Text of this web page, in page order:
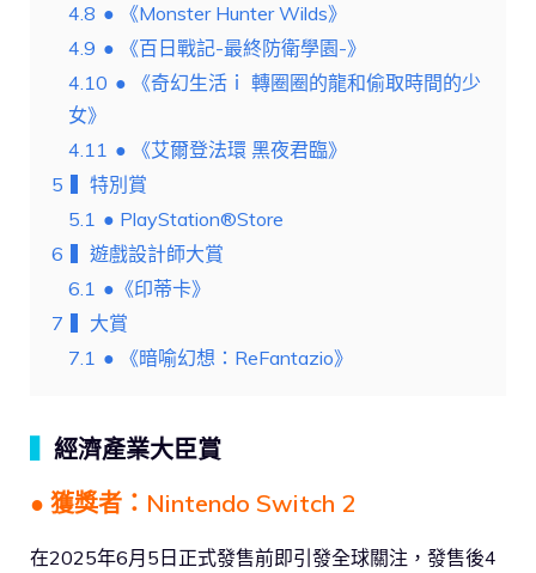
4.8 ● 《Monster Hunter Wilds》
4.9 ● 《百日戰記-最終防衛學園-》
4.10 ● 《奇幻生活ｉ 轉圈圈的龍和偷取時間的少
女》
4.11 ● 《艾爾登法環 黑夜君臨》
5
▍特別賞
5.1 ● PlayStation®Store
6
▍遊戲設計師大賞
6.1 ●《印蒂卡》
7
▍大賞
7.1 ● 《暗喻幻想：ReFantazio》
經濟產業大臣賞
● 獲獎者：Nintendo Switch 2
在2025年6月5日正式發售前即引發全球關注，發售後4